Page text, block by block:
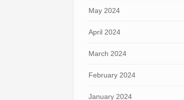
May 2024
April 2024
March 2024
February 2024
January 2024